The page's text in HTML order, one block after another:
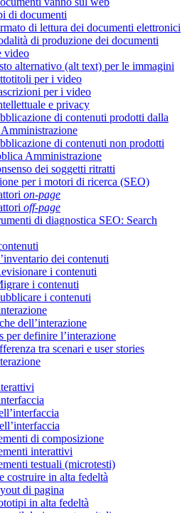
di documenti
di lettura dei documenti elettronici
di produzione dei documenti
video
alternativo (alt text) per le immagini
per i video
per i video
e privacy
di contenuti prodotti dalla
di contenuti non prodotti
Amministrazione
dei soggetti ritratti
per i motori di ricerca (SEO)
on-page
off-page
di diagnostica SEO: Search
dei contenuti
i contenuti
i contenuti
i contenuti
dell’interazione
per definire l’interazione
tra scenari e user stories
di composizione
interattivi
testuali (microtesti)
costruire in alta fedeltà
di pagina
in alta fedeltà